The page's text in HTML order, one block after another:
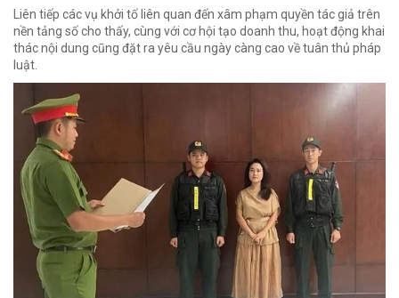
Liên tiếp các vụ khởi tố liên quan đến xâm phạm quyền tác giả trên
nền tảng số cho thấy, cùng với cơ hội tạo doanh thu, hoạt động khai
thác nội dung cũng đặt ra yêu cầu ngày càng cao về tuân thủ pháp
luật.